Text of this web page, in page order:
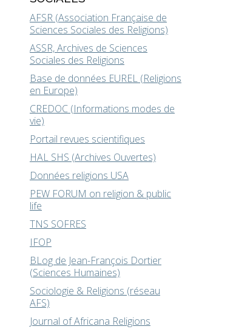
AFSR (Association Française de
Sciences Sociales des Religions)
ASSR, Archives de Sciences
Sociales des Religions
Base de données EUREL (Religions
en Europe)
CREDOC (Informations modes de
vie)
Portail revues scientifiques
HAL SHS (Archives Ouvertes)
Données religions USA
PEW FORUM on religion & public
life
TNS SOFRES
IFOP
BLog de Jean-François Dortier
(Sciences Humaines)
Sociologie & Religions (réseau
AFS)
Journal of Africana Religions